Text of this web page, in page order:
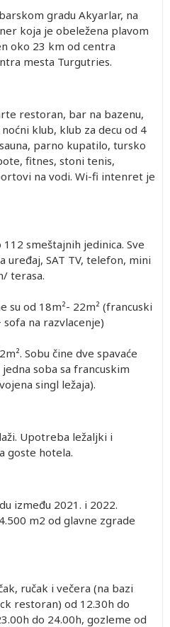
gradu Akyarlar, na
koja je obeležena plavom
oko 23 km od centra
mesta Turgutries.
restoran, bar na bazenu,
klub, klub za decu od 4
parno kupatilo, tursko
fitnes, stoni tenis,
na vodi. Wi-fi intenret je
smeštajnih jedinica. Sve
uređaj, SAT TV, telefon, mini
terasa.
su od 18m²- 22m² (francuski
na razvlacenje)
m². Sobu čine dve spavaće
soba sa francuskim
singl ležaja).
Upotreba ležaljki i
goste hotela.
između 2021. i 2022.
m2 od glavne zgrade
ručak i večera (na bazi
restoran) od 12.30h do
do 24.00h, gozleme od